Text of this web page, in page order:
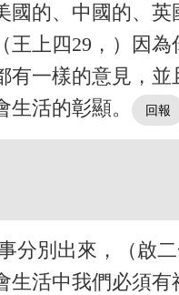
的、中國的、
上四29，）因
一樣的意見，
活的彰顯。
分別出來，（啟
活中我們必須有